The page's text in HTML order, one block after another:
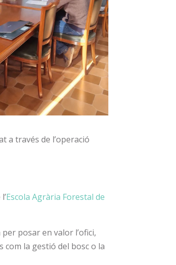
a través de l’operació
Escola Agrària Forestal de
posar en valor l’ofici,
la gestió del bosc o la